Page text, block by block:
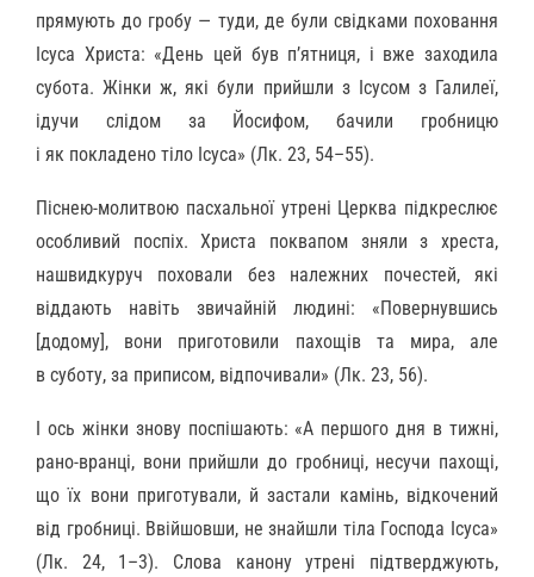
прямують до гробу — туди, де були свідками поховання
Ісуса Христа: «День цей був п’ятниця, і вже заходила
субота. Жінки ж, які були прийшли з Ісусом з Галилеї,
ідучи слідом за Йосифом, бачили гробницю
і як покладено тіло Ісуса» (Лк. 23, 54–55).
Піснею-молитвою пасхальної утрені Церква підкреслює
особливий поспіх. Христа поквапом зняли з хреста,
нашвидкуруч поховали без належних почестей, які
віддають навіть звичайній людині: «Повернувшись
[додому], вони приготовили пахощів та мира, але
в суботу, за приписом, відпочивали» (Лк. 23, 56).
І ось жінки знову поспішають: «А першого дня в тижні,
рано-вранці, вони прийшли до гробниці, несучи пахощі,
що їх вони приготували, й застали камінь, відкочений
від гробниці. Ввійшовши, не знайшли тіла Господа Ісуса»
(Лк. 24, 1–3). Слова канону утрені підтверджують,